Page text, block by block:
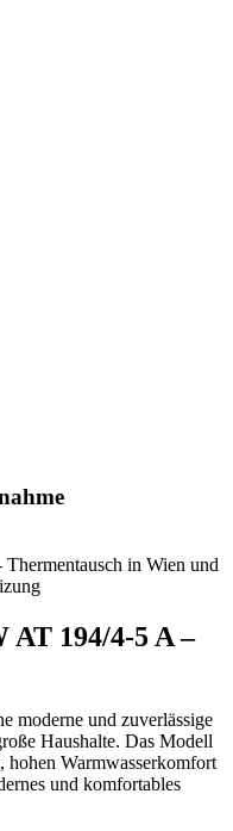
194/4-5 A –
moderne und zuverlässige
Haushalte. Das Modell
hohen Warmwasserkomfort
und komfortables